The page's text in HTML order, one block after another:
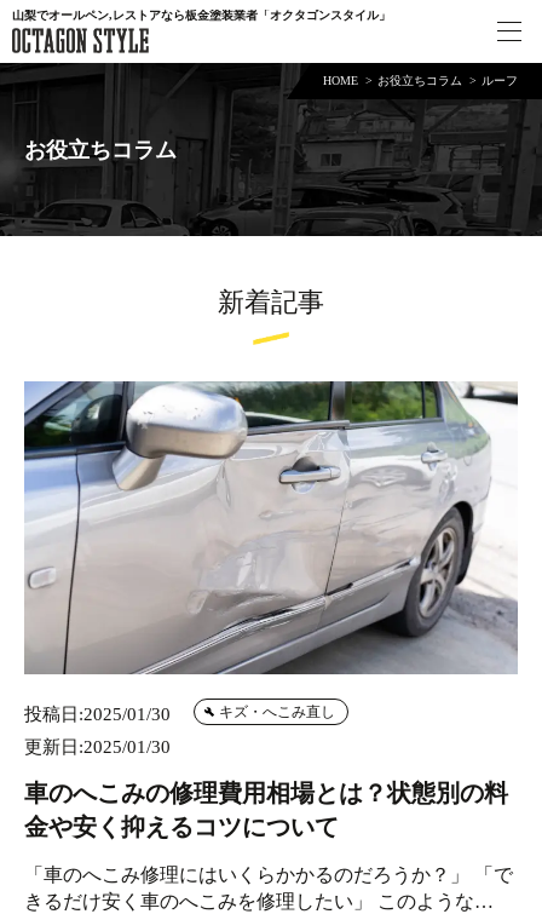
山梨でオールペン,レストアなら板金塗装業者「オクタゴンスタイル」
お役立ちコラム
HOME お役立ちコラム ルーフ
新着記事
投稿日:2025/01/30
更新日:2025/01/30
キズ・へこみ直し
車のへこみの修理費用相場とは？状態別の料
金や安く抑えるコツについて
「車のへこみ修理にはいくらかかるのだろうか？」 「で
きるだけ安く車のへこみを修理したい」 このような…